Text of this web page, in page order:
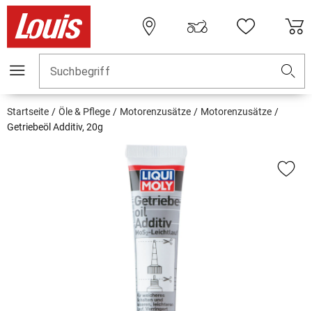
Suchbegriff
Startseite Öle & Pflege Motorenzusätze
Motorenzusätze
Getriebeöl Additiv, 20g